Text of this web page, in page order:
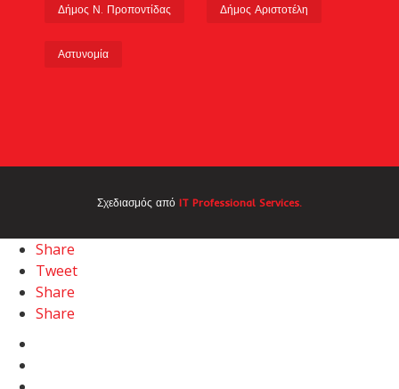
Δήμος Ν. Προποντίδας Δήμος Αριστοτέλη
Αστυνομία
Σχεδιασμός από IT Professional Services.
Share
Tweet
Share
Share